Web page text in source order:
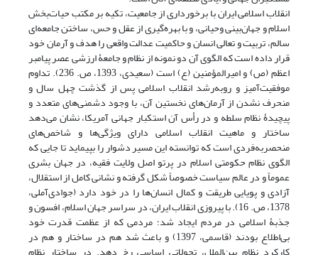
انقلاب اسلامی ایران با برخورداری از جامعیت، تکیه ‌بر مکتب حیات‌بخش
اسلام و جهان‌بینی وحیانی، و با بهره‌گیری از عقل و حس، ساختن جامعه‌ای
سالم، تربیت و تعالی انسان و حاکمیت عدالت واقعی را هدف و آرمان خود
قرار داده است که الگوی آن دو نمونه از نظام و جامعۀ ارزشی عصر پیامبر
اعظم (ص) و امیرالمؤمنین (ع) است (سعیدی، 1393، ص. 236). تداوم
موفقیت‌آمیز و رو‌به‌رشد انقلاب اسلامی پس از گذشت چهل سال و
منحرف نشدن از آرمان‌های نخستین آن، با وجود دشمنی‌های متعدد و
پیچیدۀ نظام سلطه و در رأس آن استکبار جهانی آمریکا، نشان می‌دهد
ساختار و ماهیت انقلاب اسلامی دارای ویژگی‌ها و شاخص‌های
منحصربه‌فردی است که توانسته این مسیر دشوار را بپیماید تا جایی که
الگوی نظام حکومتی اسلام در پرتو اصل ولایت ‌فقیه،‌ در جهان بشری
عموماً و در عالم سیاست خصوصاً شکل ‌گرفته و نشانی کامل از استقلال،‌
آزادی و پویایی طریقت و کمال انسان‌ها را در خود دارد (جوادی‌آملی،
1378، ص. 16). با پیروزی انقلاب ایران، در سراسر جهان اسلام، افسون و
جذبۀ اسلامی در مردم ایجاد شد؛ مردمی که از عظمت قدرت خود
بی‌اطلاع بودند (قاسمی، 1397) و باعث شد هم در ساختار و هم در